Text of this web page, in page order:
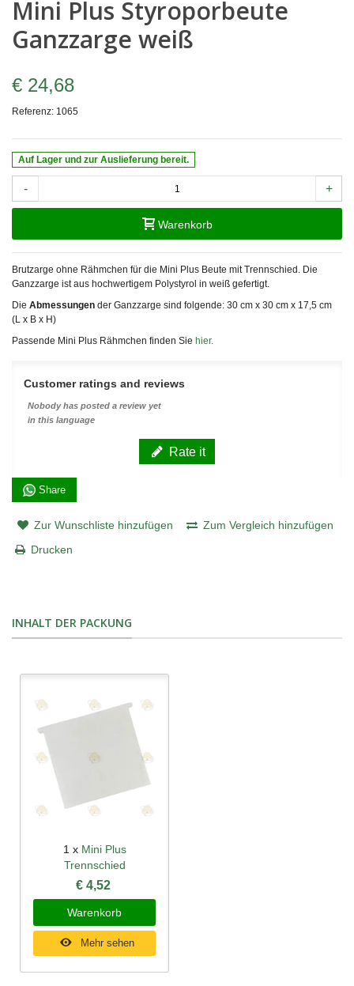
Mini Plus Styroporbeute
Ganzzarge weiß
€ 24,68
Referenz: 1065
Auf Lager und zur Auslieferung bereit.
- +
Warenkorb
Brutzarge ohne Rähmchen für die Mini Plus Beute mit Trennschied. Die
Ganzzarge ist aus hochwertigem Polystyrol in weiß gefertigt.
Die Abmessungen der Ganzzarge sind folgende: 30 cm x 30 cm x 17,5 cm
(L x B x H)
Passende Mini Plus Rähmchen finden Sie hier.
Customer ratings and reviews
Nobody has posted a review yet
in this language
Rate it
Share
Zur Wunschliste hinzufügen
Zum Vergleich hinzufügen
Drucken
INHALT DER PACKUNG
1 x Mini Plus
Trennschied
€ 4,52
Warenkorb
Mehr sehen